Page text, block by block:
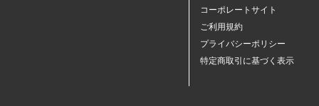
コーポレートサイト
ご利用規約
プライバシーポリシー
特定商取引に基づく表示